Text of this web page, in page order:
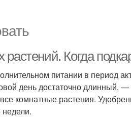
Когда
питании в период
день достаточно длинный,
комнатные растения.